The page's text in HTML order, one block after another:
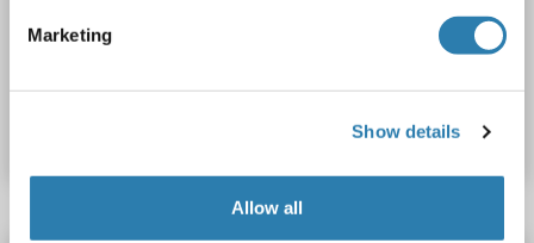
Marketing
Show details
Allow all
Détails